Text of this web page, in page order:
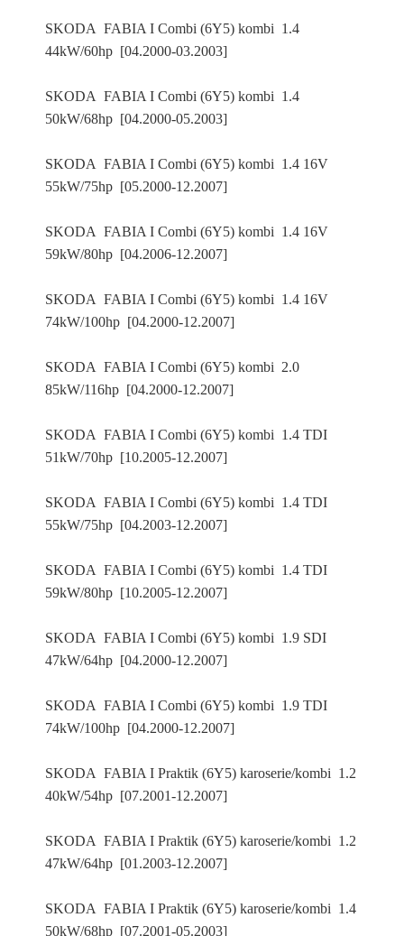
SKODA FABIA I Combi (6Y5) kombi 1.4
44kW/60hp [04.2000-03.2003]
SKODA FABIA I Combi (6Y5) kombi 1.4
50kW/68hp [04.2000-05.2003]
SKODA FABIA I Combi (6Y5) kombi 1.4 16V
55kW/75hp [05.2000-12.2007]
SKODA FABIA I Combi (6Y5) kombi 1.4 16V
59kW/80hp [04.2006-12.2007]
SKODA FABIA I Combi (6Y5) kombi 1.4 16V
74kW/100hp [04.2000-12.2007]
SKODA FABIA I Combi (6Y5) kombi 2.0
85kW/116hp [04.2000-12.2007]
SKODA FABIA I Combi (6Y5) kombi 1.4 TDI
51kW/70hp [10.2005-12.2007]
SKODA FABIA I Combi (6Y5) kombi 1.4 TDI
55kW/75hp [04.2003-12.2007]
SKODA FABIA I Combi (6Y5) kombi 1.4 TDI
59kW/80hp [10.2005-12.2007]
SKODA FABIA I Combi (6Y5) kombi 1.9 SDI
47kW/64hp [04.2000-12.2007]
SKODA FABIA I Combi (6Y5) kombi 1.9 TDI
74kW/100hp [04.2000-12.2007]
SKODA FABIA I Praktik (6Y5) karoserie/kombi 1.2
40kW/54hp [07.2001-12.2007]
SKODA FABIA I Praktik (6Y5) karoserie/kombi 1.2
47kW/64hp [01.2003-12.2007]
SKODA FABIA I Praktik (6Y5) karoserie/kombi 1.4
50kW/68hp [07.2001-05.2003]